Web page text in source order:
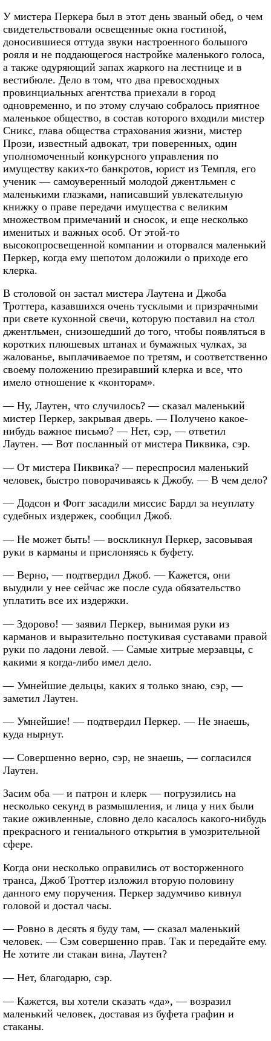
У мистера Перкера был в этот день званый обед, о чем
свидетельствовали освещенные окна гостиной,
доносившиеся оттуда звуки настроенного большого
рояля и не поддающегося настройке маленького голоса,
а также одуряющий запах жаркого на лестнице и в
вестибюле. Дело в том, что два превосходных
провинциальных агентства приехали в город
одновременно, и по этому случаю собралось приятное
маленькое общество, в состав которого входили мистер
Сникс, глава общества страхования жизни, мистер
Прози, известный адвокат, три поверенных, один
уполномоченный конкурсного управления по
имуществу каких-то банкротов, юрист из Темпля, его
ученик — самоуверенный молодой джентльмен с
маленькими глазками, написавший увлекательную
книжку о праве передачи имущества с великим
множеством примечаний и сносок, и еще несколько
именитых и важных особ. От этой-то
высокопросвещенной компании и оторвался маленький
Перкер, когда ему шепотом доложили о приходе его
клерка.
В столовой он застал мистера Лаутена и Джоба
Троттера, казавшихся очень тусклыми и призрачными
при свете кухонной свечи, которую поставил на стол
джентльмен, снизошедший до того, чтобы появляться в
коротких плюшевых штанах и бумажных чулках, за
жалованье, выплачиваемое по третям, и соответственно
своему положению презиравший клерка и все, что
имело отношение к «конторам».
— Ну, Лаутен, что случилось? — сказал маленький
мистер Перкер, закрывая дверь. — Получено какое-
нибудь важное письмо? — Нет, сэр, — ответил
Лаутен. — Вот посланный от мистера Пиквика, сэр.
— От мистера Пиквика? — переспросил маленький
человек, быстро поворачиваясь к Джобу. — В чем дело?
— Додсон и Фогг засадили миссис Бардл за неуплату
судебных издержек, сообщил Джоб.
— Не может быть! — воскликнул Перкер, засовывая
руки в карманы и прислоняясь к буфету.
— Верно, — подтвердил Джоб. — Кажется, они
выудили у нее сейчас же после суда обязательство
уплатить все их издержки.
— Здорово! — заявил Перкер, вынимая руки из
карманов и выразительно постукивая суставами правой
руки по ладони левой. — Самые хитрые мерзавцы, с
какими я когда-либо имел дело.
— Умнейшие дельцы, каких я только знаю, сэр, —
заметил Лаутен.
— Умнейшие! — подтвердил Перкер. — Не знаешь,
куда нырнут.
— Совершенно верно, сэр, не знаешь, — согласился
Лаутен.
Засим оба — и патрон и клерк — погрузились на
несколько секунд в размышления, и лица у них были
такие оживленные, словно дело касалось какого-нибудь
прекрасного и гениального открытия в умозрительной
сфере.
Когда они несколько оправились от восторженного
транса, Джоб Троттер изложил вторую половину
данного ему поручения. Перкер задумчиво кивнул
головой и достал часы.
— Ровно в десять я буду там, — сказал маленький
человек. — Сэм совершенно прав. Так и передайте ему.
Не хотите ли стакан вина, Лаутен?
— Нет, благодарю, сэр.
— Кажется, вы хотели сказать «да», — возразил
маленький человек, доставая из буфета графин и
стаканы.